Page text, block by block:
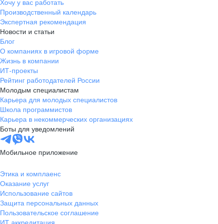
Хочу у вас работать
Производственный календарь
Экспертная рекомендация
Новости и статьи
Блог
О компаниях в игровой форме
Жизнь в компании
ИТ-проекты
Рейтинг работодателей России
Молодым специалистам
Карьера для молодых специалистов
Школа программистов
Карьера в некоммерческих организациях
Боты для уведомлений
Мобильное приложение
Этика и комплаенс
Оказание услуг
Использование сайтов
Защита персональных данных
Пользовательское соглашение